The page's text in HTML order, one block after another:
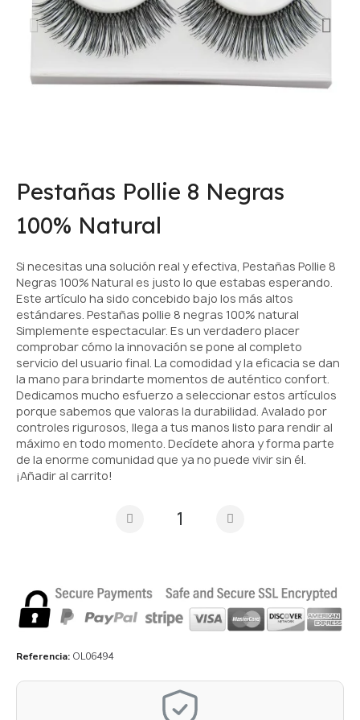
Pestañas Pollie 8 Negras
100% Natural
Si necesitas una solución real y efectiva, Pestañas Pollie 8
Negras 100% Natural es justo lo que estabas esperando.
Este artículo ha sido concebido bajo los más altos
estándares. Pestañas pollie 8 negras 100% natural
Simplemente espectacular. Es un verdadero placer
comprobar cómo la innovación se pone al completo
servicio del usuario final. La comodidad y la eficacia se dan
la mano para brindarte momentos de auténtico confort.
Dedicamos mucho esfuerzo a seleccionar estos artículos
porque sabemos que valoras la durabilidad. Avalado por
controles rigurosos, llega a tus manos listo para rendir al
máximo en todo momento. Decídete ahora y forma parte
de la enorme comunidad que ya no puede vivir sin él.
¡Añadir al carrito!
Referencia OL06494